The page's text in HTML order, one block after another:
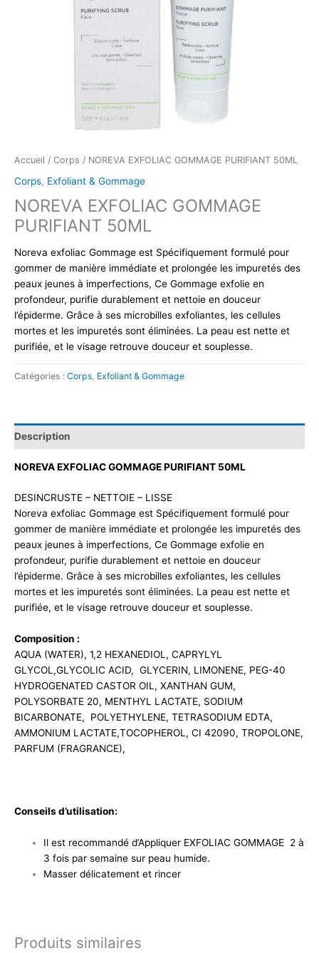
Accueil / Corps / NOREVA EXFOLIAC GOMMAGE PURIFIANT 50ML
Corps, Exfoliant & Gommage
NOREVA EXFOLIAC GOMMAGE
PURIFIANT 50ML
Noreva exfoliac Gommage est Spécifiquement formulé pour
gommer de manière immédiate et prolongée les impuretés des
peaux jeunes à imperfections, Ce Gommage exfolie en
profondeur, purifie durablement et nettoie en douceur
l’épiderme. Grâce à ses microbilles exfoliantes, les cellules
mortes et les impuretés sont éliminées. La peau est nette et
purifiée, et le visage retrouve douceur et souplesse.
Catégories : Corps, Exfoliant & Gommage
Description
NOREVA EXFOLIAC GOMMAGE PURIFIANT 50ML
DESINCRUSTE – NETTOIE – LISSE
Noreva exfoliac Gommage est Spécifiquement formulé pour
gommer de manière immédiate et prolongée les impuretés des
peaux jeunes à imperfections, Ce Gommage exfolie en
profondeur, purifie durablement et nettoie en douceur
l’épiderme. Grâce à ses microbilles exfoliantes, les cellules
mortes et les impuretés sont éliminées. La peau est nette et
purifiée, et le visage retrouve douceur et souplesse.
Composition :
AQUA (WATER), 1,2 HEXANEDIOL, CAPRYLYL
GLYCOL,GLYCOLIC ACID, GLYCERIN, LIMONENE, PEG-40
HYDROGENATED CASTOR OIL, XANTHAN GUM,
POLYSORBATE 20, MENTHYL LACTATE, SODIUM
BICARBONATE, POLYETHYLENE, TETRASODIUM EDTA,
AMMONIUM LACTATE,TOCOPHEROL, CI 42090, TROPOLONE,
PARFUM (FRAGRANCE),
Conseils d’utilisation:
Il est recommandé d’Appliquer EXFOLIAC GOMMAGE 2 à
3 fois par semaine sur peau humide.
Masser délicatement et rincer
Produits similaires